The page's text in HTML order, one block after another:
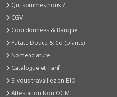
(4)
Musquées
Type
(6)
Qui sommes nous ?
CGV
Coordonnées & Banque
Patate Douce & Co (plants)
Nomenclature
Catalogue et Tarif
Si vous travaillez en BIO
Attestation Non OGM